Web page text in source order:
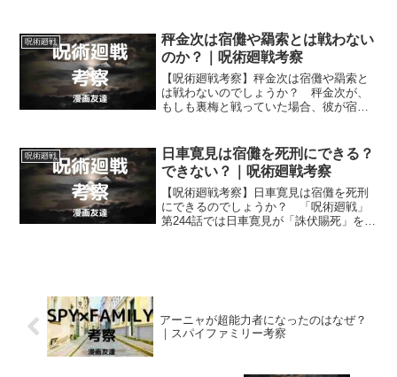
か？ それとも…？
呪術廻戦
秤金次は宿儺や羂索とは戦わない
のか？｜呪術廻戦考察
【呪術廻戦考察】秤金次は宿儺や羂索と
は戦わないのでしょうか？ 秤金次が、
もしも裏梅と戦っていた場合、彼が宿儺
呪術廻戦
日車寛見は宿儺を死刑にできる？
できない？｜呪術廻戦考察
【呪術廻戦考察】日車寛見は宿儺を死刑
にできるのでしょうか？ 「呪術廻戦」
第244話では日車寛見が「誅伏賜死」を領
アーニャが超能力者になったのはなぜ？
｜スパイファミリー考察